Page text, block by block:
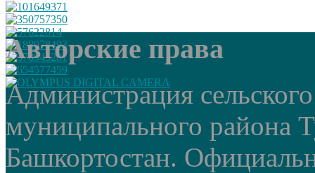
Авторские права
Администрация
муниципального района
Башкортостан.